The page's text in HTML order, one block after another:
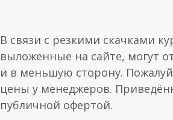
В связи с резкими скачками
выложенные на сайте, могут
и в меньшую сторону.
цены у менеджеров.
публичной офертой.